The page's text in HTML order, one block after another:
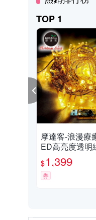
TOP 1
摩達客-浪漫療
ED高亮度透明
樹燈串-暖白光(
頭+控制器)
$1,399
券